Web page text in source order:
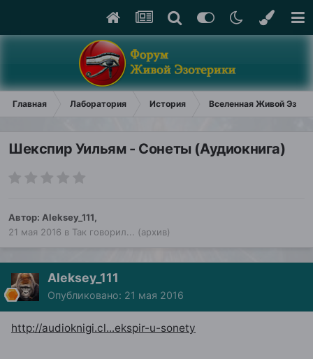
Главная Лаборатория История Вселенная Живой
Шекспир Уильям - Сонеты (Аудиокнига)
Автор: Aleksey_111,
21 мая 2016 в Так говорил... (архив)
Aleksey_111
Опубликовано: 21 мая 2016
http://audioknigi.cl...ekspir-u-sonety